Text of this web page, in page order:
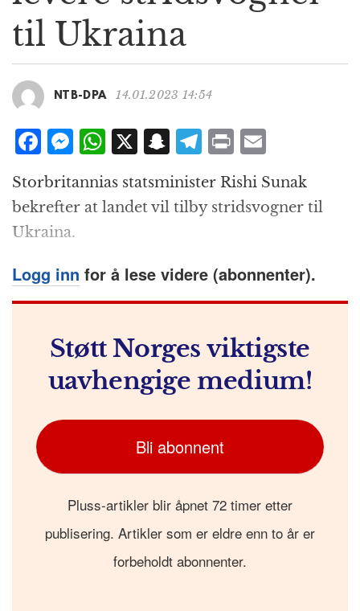
i
n
til Ukraina
NTB-DPA 14.01.2023 14:54
F
a
c
e
b
o
o
M
ss
e
n
g
e
W
at
s
p
p
X S
n
a
p
h
at
T
e
g
a
m
P
ri
n
t
ai
l
Storbritannias statsminister Rishi Sunak
bekrefter at landet vil tilby stridsvogner til
Ukraina.
Logg inn for å lese videre (abonnenter).
Støtt Norges viktigste
uavhengige medium!
Bli abonnent
Pluss-artikler blir åpnet 72 timer etter
publisering. Artikler som er eldre enn to år er
forbeholdt abonnenter.